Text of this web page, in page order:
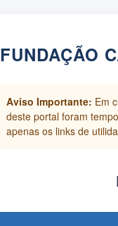
FUNDAÇÃO
Aviso Importante: Em
deste portal foram
apenas os links de